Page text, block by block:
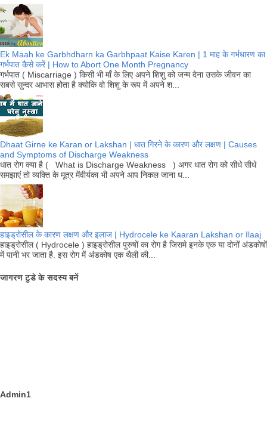
Ek Maah ke Garbhdharn ka Garbhpaat Kaise Karen | 1 माह के गर्भधारण का
गर्भपात कैसे करें | How to Abort One Month Pregnancy
गर्भपात ( Miscarriage ) किसी भी माँ के लिए अपने शिशु को जन्म देना उसके जीवन का
सबसे सुन्दर आभास होता है क्योकि वो शिशु के रूप में अपने श...
Dhaat Girne ke Karan or Lakshan | धात गिरने के कारण और लक्षण | Causes
and Symptoms of Discharge Weakness
धात रोग क्या है ( What is Discharge Weakness ) अगर धात रोग को सीधे सीधे
समझाएं तो व्यक्ति के मूत्र मेंवीर्यका भी अपने आप निकल जाना ध...
हाइड्रोसील के कारण लक्षण और इलाज | Hydrocele ke Kaaran Lakshan or Ilaaj
हाइड्रोसील ( Hydrocele ) हाइड्रोसील पुरुषों का रोग है जिसमे इनके एक या दोनों अंडकोषों
में पानी भर जाता है. इस रोग में अंडकोष एक थैली की...
जागरण टुडे के सदस्य बनें
Admin1